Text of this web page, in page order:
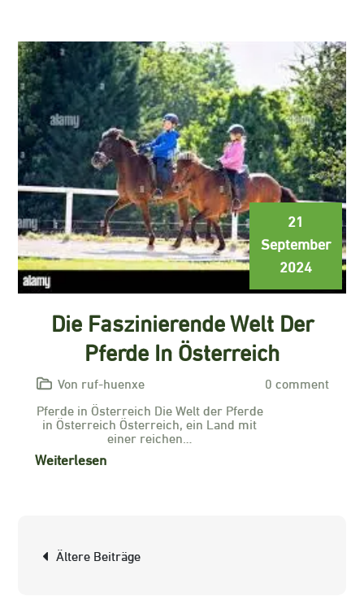
21
September
2024
Die Faszinierende Welt Der
Pferde In Österreich
Von ruf-huenxe
0 comment
Pferde in Österreich Die Welt der Pferde
in Österreich Österreich, ein Land mit
einer reichen…
Weiterlesen
Beitragsnavigation
Ältere Beiträge